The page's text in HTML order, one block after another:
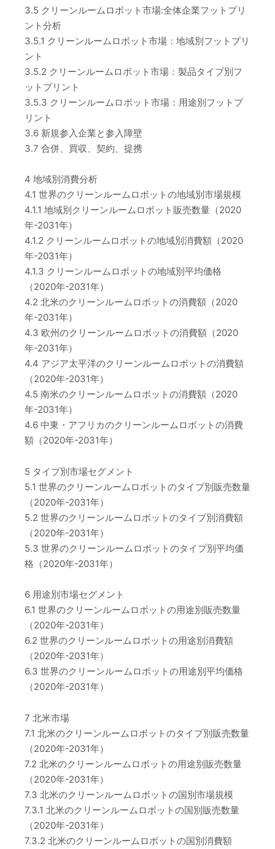
3.5 クリーンルームロボット市場:全体企業フットプリ
ント分析
3.5.1 クリーンルームロボット市場：地域別フットプリ
ント
3.5.2 クリーンルームロボット市場：製品タイプ別フ
ットプリント
3.5.3 クリーンルームロボット市場：用途別フットプ
リント
3.6 新規参入企業と参入障壁
3.7 合併、買収、契約、提携
4 地域別消費分析
4.1 世界のクリーンルームロボットの地域別市場規模
4.1.1 地域別クリーンルームロボット販売数量（2020
年-2031年）
4.1.2 クリーンルームロボットの地域別消費額（2020
年-2031年）
4.1.3 クリーンルームロボットの地域別平均価格
（2020年-2031年）
4.2 北米のクリーンルームロボットの消費額（2020
年-2031年）
4.3 欧州のクリーンルームロボットの消費額（2020
年-2031年）
4.4 アジア太平洋のクリーンルームロボットの消費額
（2020年-2031年）
4.5 南米のクリーンルームロボットの消費額（2020
年-2031年）
4.6 中東・アフリカのクリーンルームロボットの消費
額（2020年-2031年）
5 タイプ別市場セグメント
5.1 世界のクリーンルームロボットのタイプ別販売数量
（2020年-2031年）
5.2 世界のクリーンルームロボットのタイプ別消費額
（2020年-2031年）
5.3 世界のクリーンルームロボットのタイプ別平均価
格（2020年-2031年）
6 用途別市場セグメント
6.1 世界のクリーンルームロボットの用途別販売数量
（2020年-2031年）
6.2 世界のクリーンルームロボットの用途別消費額
（2020年-2031年）
6.3 世界のクリーンルームロボットの用途別平均価格
（2020年-2031年）
7 北米市場
7.1 北米のクリーンルームロボットのタイプ別販売数量
（2020年-2031年）
7.2 北米のクリーンルームロボットの用途別販売数量
（2020年-2031年）
7.3 北米のクリーンルームロボットの国別市場規模
7.3.1 北米のクリーンルームロボットの国別販売数量
（2020年-2031年）
7.3.2 北米のクリーンルームロボットの国別消費額